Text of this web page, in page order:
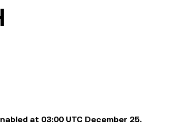
at 03:00 UTC December 25.